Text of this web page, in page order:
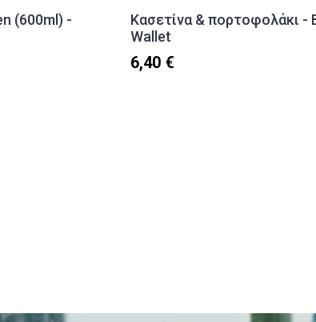
(600ml) -
Κασετίνα & πορτοφολάκι -
Wallet
6,40 €